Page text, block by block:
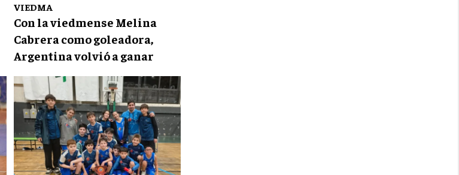
VIEDMA
Con la viedmense Melina
Cabrera como goleadora,
Argentina volvió a ganar